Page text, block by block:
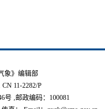
象》编辑部
11-2282/P
号 ,邮政编码：100081